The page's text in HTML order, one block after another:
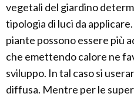
vegetali del giardino
tipologia di luci da
piante possono essere più
che emettendo calore ne
sviluppo. In tal caso si
diffusa. Mentre per le